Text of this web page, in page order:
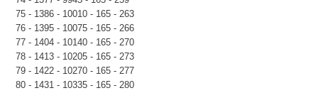
75 - 1386 - 10010 - 165 - 263
76 - 1395 - 10075 - 165 - 266
77 - 1404 - 10140 - 165 - 270
78 - 1413 - 10205 - 165 - 273
79 - 1422 - 10270 - 165 - 277
80 - 1431 - 10335 - 165 - 280